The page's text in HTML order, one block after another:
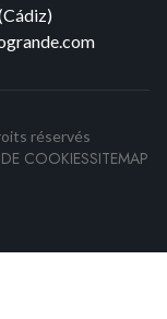
réservés
COOKIESSITEMAP